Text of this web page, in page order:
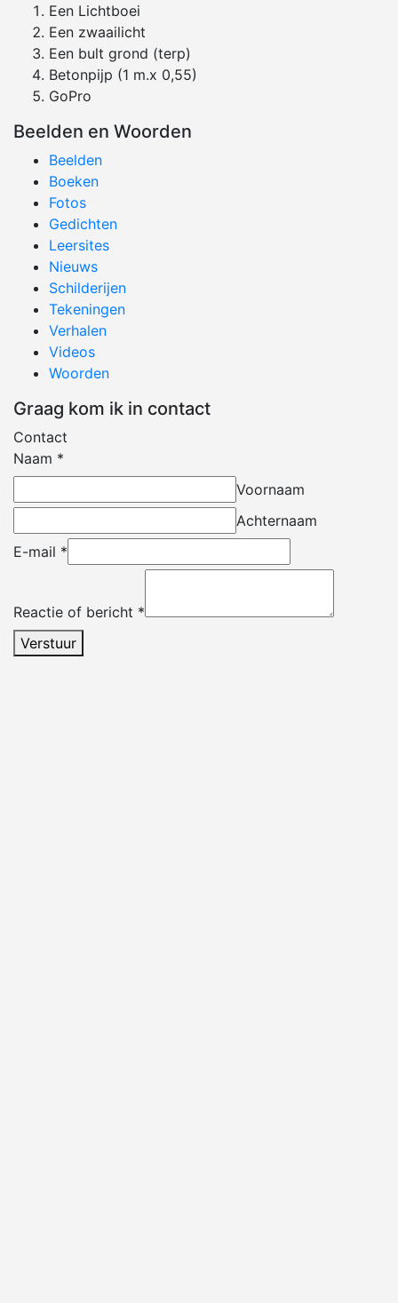
Een Lichtboei
Een zwaailicht
Een bult grond (terp)
Betonpijp (1 m.x 0,55)
GoPro
Beelden en Woorden
Beelden
Boeken
Fotos
Gedichten
Leersites
Nieuws
Schilderijen
Tekeningen
Verhalen
Videos
Woorden
Graag kom ik in contact
Contact
Naam *
Voornaam
Achternaam
E-mail *
Reactie of bericht *
Verstuur